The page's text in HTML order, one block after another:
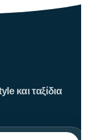
και ταξίδια